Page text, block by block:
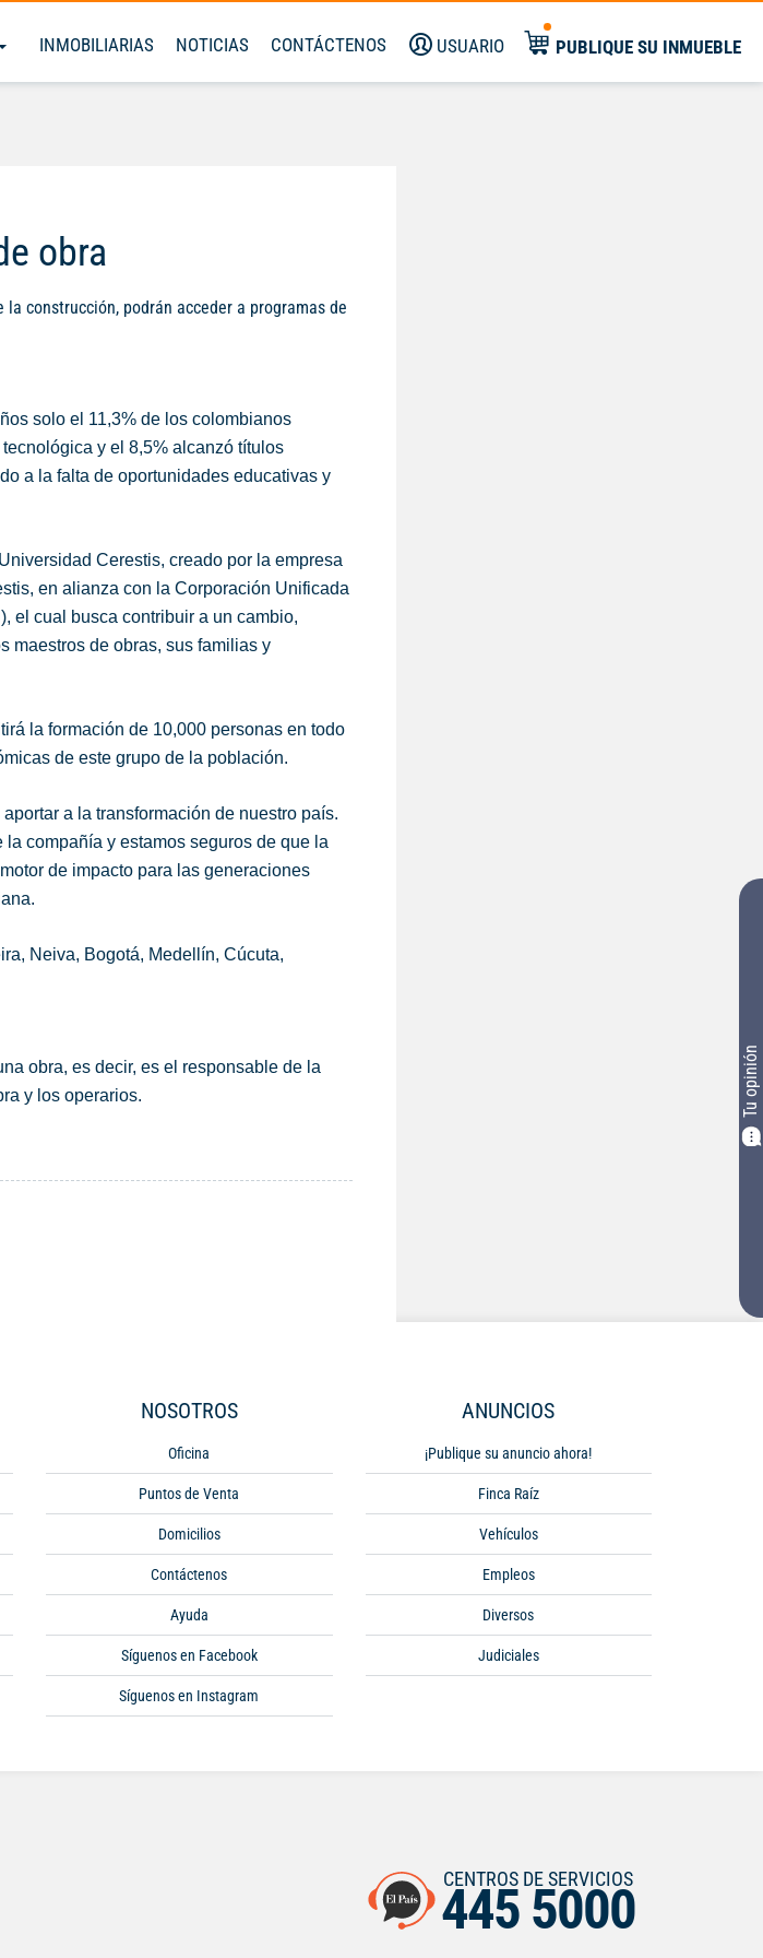
INMOBILIARIAS NOTICIAS CONTÁCTENOS USUARIO PUBLIQUE SU INMUEBLE
obra
construcción, podrán acceder a programas de
solo el 11,3% de los colombianos
y el 8,5% alcanzó títulos
a la falta de oportunidades educativas y
Cerestis, creado por la empresa
en alianza con la Corporación Unificada
el cual busca contribuir a un cambio,
maestros de obras, sus familias y
la formación de 10,000 personas en todo
de este grupo de la población.
a la transformación de nuestro país.
compañía y estamos seguros de que la
de impacto para las generaciones
Neiva, Bogotá, Medellín, Cúcuta,
obra, es decir, es el responsable de la
y los operarios.
Tu opinión
NOSOTROS
Oficina
Puntos de Venta
Domicilios
Contáctenos
Ayuda
Síguenos en Facebook
Síguenos en Instagram
ANUNCIOS
¡Publique su anuncio ahora!
Finca Raíz
Vehículos
Empleos
Diversos
Judiciales
CENTROS DE SERVICIOS
445 5000